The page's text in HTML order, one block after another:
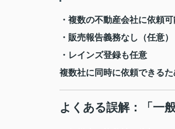
・複数の不動産会社に依頼可
・販売報告義務なし（任意）
・レインズ登録も任意
複数社に同時に依頼できる
よくある誤解：「一